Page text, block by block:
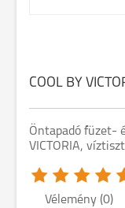
COOL BY
Öntapadó füzet-
VICTORIA,
Vélemény (0)